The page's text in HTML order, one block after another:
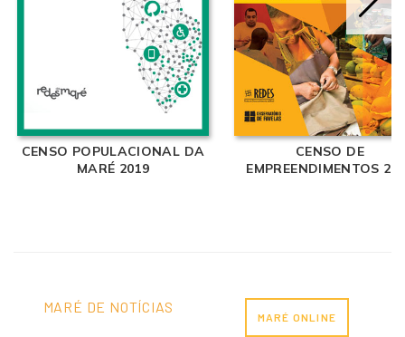
CENSO POPULACIONAL DA
MARÉ 2019
CENSO DE
EMPREENDIMENTOS
MARÉ DE NOTÍCIAS
MARÉ ONLINE